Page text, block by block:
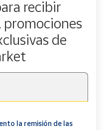
recibir
promociones
de
la remisión de las